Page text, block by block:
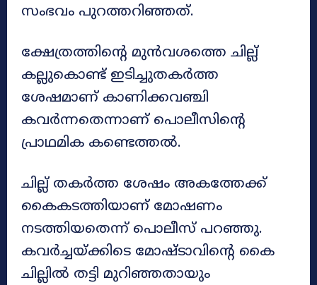
സംഭവം പുറത്തറിഞ്ഞത്.
ക്ഷേത്രത്തിന്റെ മുൻവശത്തെ ചില്ല്
കല്ലുകൊണ്ട് ഇടിച്ചുതകർത്ത
ശേഷമാണ് കാണിക്കവഞ്ചി
കവർന്നതെന്നാണ് പൊലീസിന്റെ
പ്രാഥമിക കണ്ടെത്തൽ.
ചില്ല് തകർത്ത ശേഷം അകത്തേക്ക്
കൈകടത്തിയാണ് മോഷണം
നടത്തിയതെന്ന് പൊലീസ് പറഞ്ഞു.
കവർച്ചയ്ക്കിടെ മോഷ്ടാവിന്റെ കൈ
ചില്ലിൽ തട്ടി മുറിഞ്ഞതായും